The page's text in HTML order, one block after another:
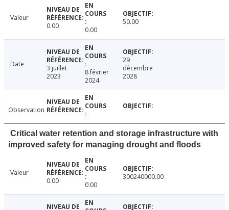
Valeur
0.00
0.00
50.00
Date
3 juillet
2023
8 février
2024
29
décembre
2028
Observation
Critical water retention and storage infrastructure with
improved safety for managing drought and floods
Valeur
0.00
0.00
300240000.00